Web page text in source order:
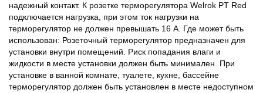
надежный контакт. К розетке терморегулятора Welrok PT Red
подключается нагрузка, при этом ток нагрузки на
терморегулятор не должен превышать 16 А. Где может быть
использован: Розеточный терморегулятор предназначен для
установки внутри помещений. Риск попадания влаги и
жидкости в месте установки должен быть минимален. При
установке в ванной комнате, туалете, кухне, бассейне
терморегулятор должен быть установлен в месте недоступном